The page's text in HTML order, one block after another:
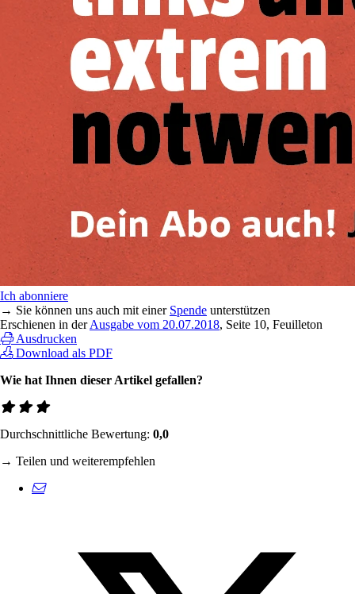
Ich abonniere
→ Sie können uns auch mit einer Spende unterstützen
Erschienen in derAusgabe vom 20.07.2018, Seite 10, Feuilleton
Ausdrucken
Download als PDF
Wie hat Ihnen dieser Artikel gefallen?
Durchschnittliche Bewertung: 0,0
→ Teilen und weiterempfehlen